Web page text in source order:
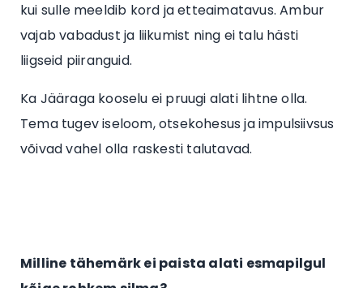
kui sulle meeldib kord ja etteaimatavus. Ambur
vajab vabadust ja liikumist ning ei talu hästi
liigseid piiranguid.
Ka Jääraga kooselu ei pruugi alati lihtne olla.
Tema tugev iseloom, otsekohesus ja impulsiivsus
võivad vahel olla raskesti talutavad.
Milline tähemärk ei paista alati esmapilgul